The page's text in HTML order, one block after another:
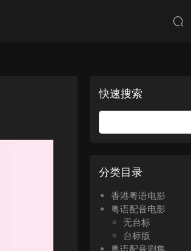
快速搜索
分类目录
香港粤语电影
粤语配音电影
无台标
台标版